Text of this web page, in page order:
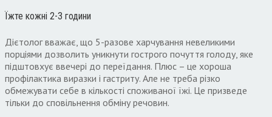
Їжте кожні 2-3 години
Дієтолог вважає, що 5-разове харчування невеликими
порціями дозволить уникнути гострого почуття голоду, яке
підштовхує ввечері до переїдання. Плюс – це хороша
профілактика виразки і гастриту. Але не треба різко
обмежувати себе в кількості споживаної їжі. Це призведе
тільки до сповільнення обміну речовин.